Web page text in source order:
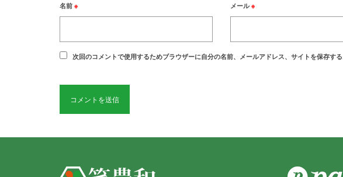
名前 ※ メール※
次回のコメントで使用するためブラウザーに自分の名前、メールアドレス、サイトを保存する